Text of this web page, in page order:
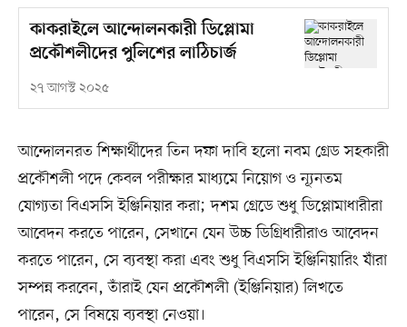
কাকরাইলে আন্দোলনকারী ডিপ্লোমা
প্রকৌশলীদের পুলিশের লাঠিচার্জ
২৭ আগস্ট ২০২৫
আন্দোলনরত শিক্ষার্থীদের তিন দফা দাবি হলো নবম গ্রেড সহকারী
প্রকৌশলী পদে কেবল পরীক্ষার মাধ্যমে নিয়োগ ও ন্যূনতম
যোগ্যতা বিএসসি ইঞ্জিনিয়ার করা; দশম গ্রেডে শুধু ডিপ্লোমাধারীরা
আবেদন করতে পারেন, সেখানে যেন উচ্চ ডিগ্রিধারীরাও আবেদন
করতে পারেন, সে ব্যবস্থা করা এবং শুধু বিএসসি ইঞ্জিনিয়ারিং যাঁরা
সম্পন্ন করবেন, তাঁরাই যেন প্রকৌশলী (ইঞ্জিনিয়ার) লিখতে
পারেন, সে বিষয়ে ব্যবস্থা নেওয়া।